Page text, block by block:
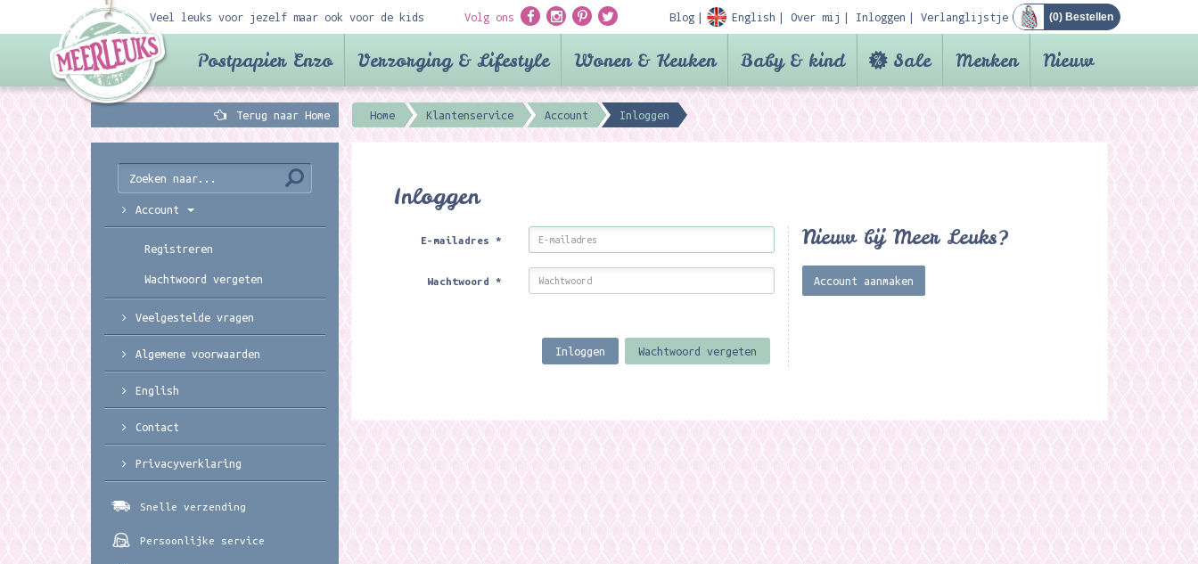
Veel leuks voor jezelf maar ook voor de kids Volg ons Blog English Over mij Inloggen Verlanglijstje (0) Bestellen
Postpapier Enzo Verzorging & Lifestyle Wonen & Keuken Baby & kind Sale Merken Nieuw
Terug naar Home Home Klantenservice Account Inloggen
Inloggen
E-mailadres*
Wachtwoord*
Inloggen Wachtwoord vergeten
Nieuw bij Meer Leuks?
Account aanmaken
Account
Registreren
Wachtwoord vergeten
Veelgestelde vragen
Algemene voorwaarden
English
Contact
Privacyverklaring
Snelle verzending
Persoonlijke service